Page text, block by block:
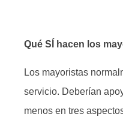
Qué SÍ hacen los
Los mayoristas
servicio. Deberían
menos en tres